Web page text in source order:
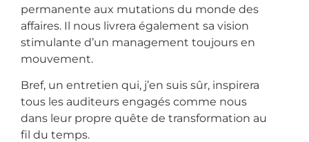
permanente aux mutations du monde des
affaires. Il nous livrera également sa vision
stimulante d’un management toujours en
mouvement.
Bref, un entretien qui, j’en suis sûr, inspirera
tous les auditeurs engagés comme nous
dans leur propre quête de transformation au
fil du temps.